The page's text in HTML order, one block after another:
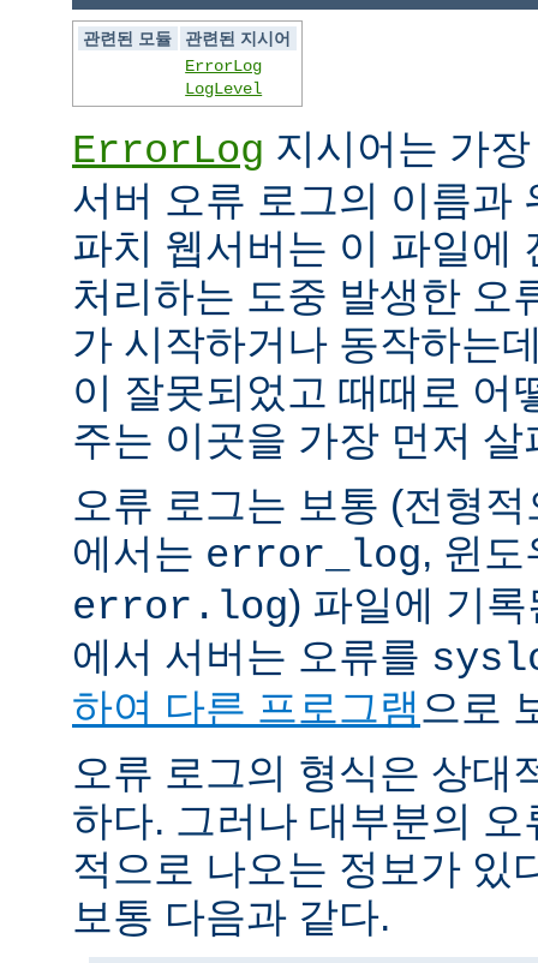
관련된 모듈
관련된 지시어
ErrorLog
LogLevel
ErrorLog 지시어는 가
서버 오류 로그의 이름과
파치 웹서버는 이 파일에
처리하는 도중 발생한 오
가 시작하거나 동작하는
이 잘못되었고 때때로 어
주는 이곳을 가장 먼저 살
오류 로그는 보통 (전형
에서는 error_log, 윈
error.log) 파일에 기
에서 서버는 오류를
하여 다른 프로그램으로
오류 로그의 형식은 상대
하다. 그러나 대부분의
적으로 나오는 정보가 있
보통 다음과 같다.